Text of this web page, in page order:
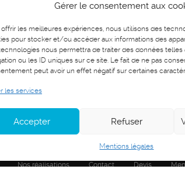
Gérer le consentement aux
offrir les meilleures expériences, nous utilisons des
pour stocker et/ou accéder aux informations des
nous permettra de traiter des données
ou les ID uniques sur ce site. Le fait de ne pas
peut avoir un effet négatif sur certaines
les services
Accepter Refuser
Mentions légales
Nos réalisations Contact Devis